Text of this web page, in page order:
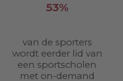
53%
van de sporters
wordt eerder lid van
een sportscholen
met on-demand